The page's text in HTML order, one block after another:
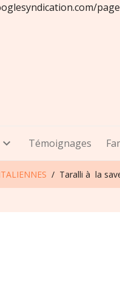
Témoignages
Taralli à la